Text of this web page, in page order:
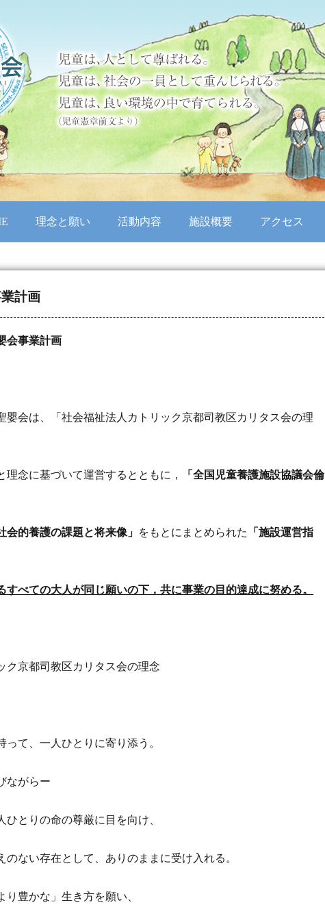
理念と願い 活動内容 施設概要 アクセス
計画
会事業計画
嬰会は、「社会福祉法人カトリック京都司教区カリタス会の理
理念に基づいて運営するとともに，
「全国児童養護施設協議会倫
会的養護の課題と将来像」 をもとにまとめられた
「施設運営指
すべての大人が同じ願いの下，共に事業の目的達成に努める。
ク京都司教区カリタス会の理念
って、一人ひとりに寄り添う。
ながらー
ひとりの命の尊厳に目を向け、
のない存在として、ありのままに受け入れる。
豊かな」生き方を願い、